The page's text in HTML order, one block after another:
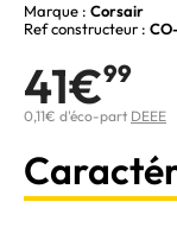
Marque : Corsair
Ref constructeur :
41€99
0,11€ d'éco-part DEEE